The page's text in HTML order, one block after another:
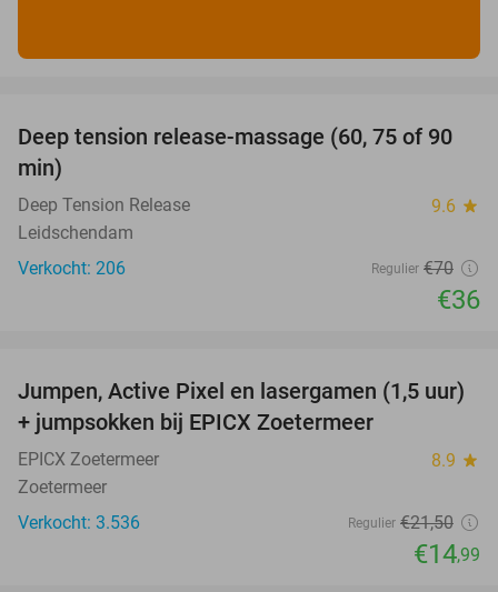
49%
Deep tension release-massage (60, 75 of 90
min)
Deep Tension Release 9.6 star
Leidschendam
Verkocht: 206
Regulier €70
€36
30%
Jumpen, Active Pixel en lasergamen (1,5 uur)
+ jumpsokken bij EPICX Zoetermeer
EPICX Zoetermeer 8.9 star
Zoetermeer
Verkocht: 3.536
Regulier €21,50
€14,99